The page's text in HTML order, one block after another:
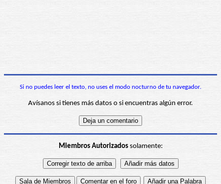
Si no puedes leer el texto, no uses el modo nocturno de tu navegador.
Avísanos si tienes más datos o si encuentras algún error.
Miembros Autorizadossolamente: